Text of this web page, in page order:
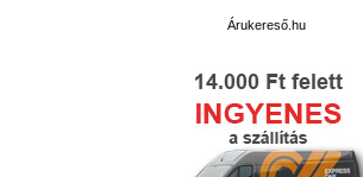
Árukereső.hu